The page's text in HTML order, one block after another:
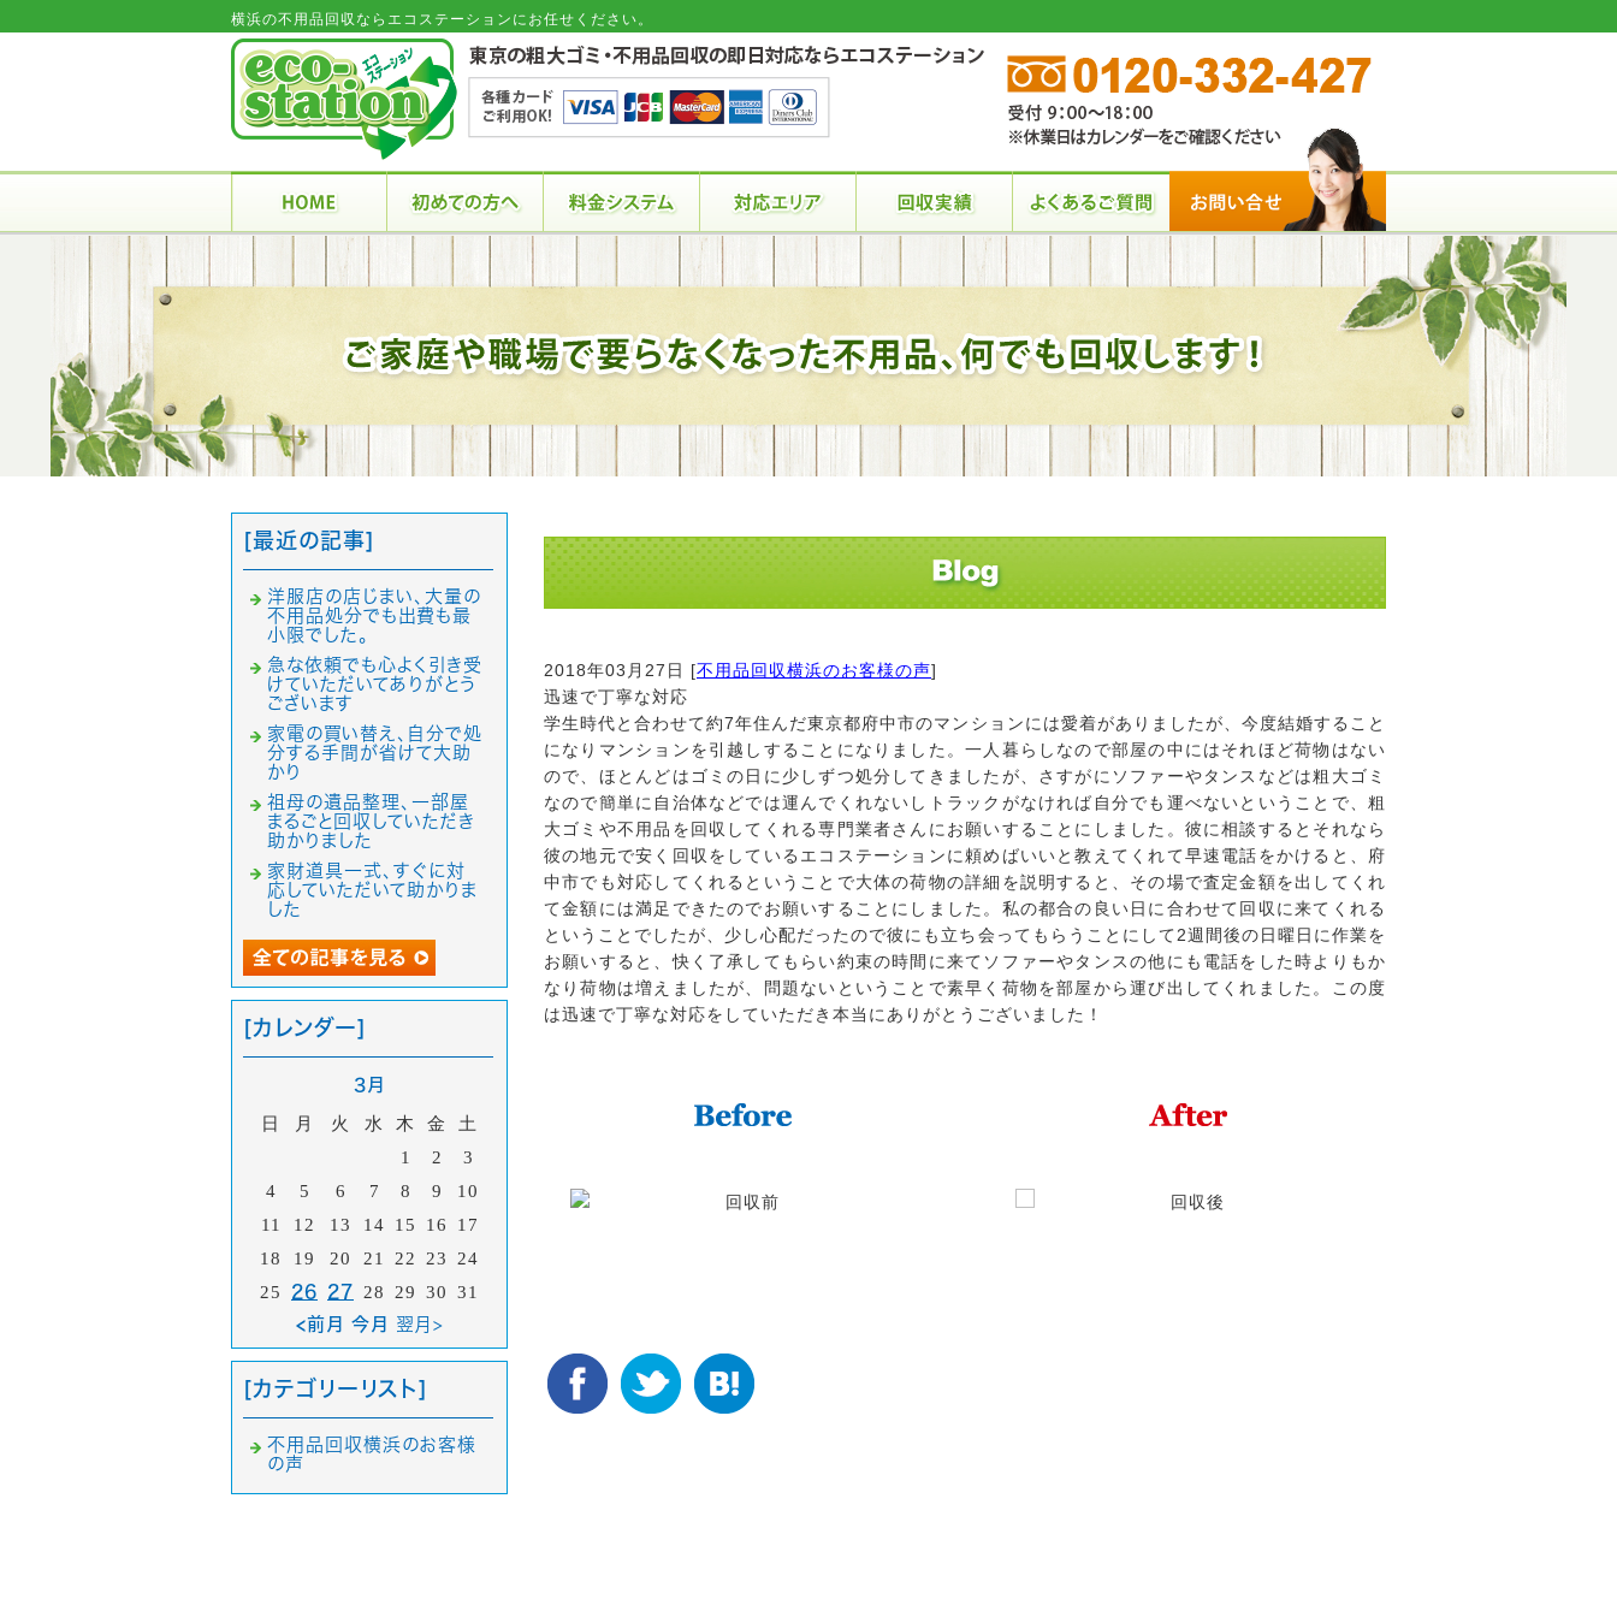
横浜の不用品回収ならエコステーションにお任せください。
2018年03月27日 [不用品回収横浜のお客様の声]
迅速で丁寧な対応
学生時代と合わせて約7年住んだ東京都府中市のマンションには愛着がありましたが、今度結婚すること
になりマンションを引越しすることになりました。一人暮らしなので部屋の中にはそれほど荷物はない
ので、ほとんどはゴミの日に少しずつ処分してきましたが、さすがにソファーやタンスなどは粗大ゴミ
なので簡単に自治体などでは運んでくれないしトラックがなければ自分でも運べないということで、粗
大ゴミや不用品を回収してくれる専門業者さんにお願いすることにしました。彼に相談するとそれなら
彼の地元で安く回収をしているエコステーションに頼めばいいと教えてくれて早速電話をかけると、府
中市でも対応してくれるということで大体の荷物の詳細を説明すると、その場で査定金額を出してくれ
て金額には満足できたのでお願いすることにしました。私の都合の良い日に合わせて回収に来てくれる
ということでしたが、少し心配だったので彼にも立ち会ってもらうことにして2週間後の日曜日に作業を
お願いすると、快く了承してもらい約束の時間に来てソファーやタンスの他にも電話をした時よりもか
なり荷物は増えましたが、問題ないということで素早く荷物を部屋から運び出してくれました。この度
は迅速で丁寧な対応をしていただき本当にありがとうございました！
[最近の記事]
洋服店の店じまい、大量の
不用品処分でも出費も最
小限でした。
急な依頼でも心よく引き受
けていただいてありがとう
ございます
家電の買い替え、自分で処
分する手間が省けて大助
かり
祖母の遺品整理、一部屋
まるごと回収していただき
助かりました
家財道具一式、すぐに対
応していただいて助かりま
した
[カレンダー]
3月
日 月 火 水 木 金
土
1
2
3
4
5 6 7 8 9
10
11
12 13 14 15 16
17
18
19 20 21 22 23
24
25
26 27 28 29 30 31
<前月 今月 翌月>
[カテゴリーリスト]
不用品回収横浜のお客様
の声